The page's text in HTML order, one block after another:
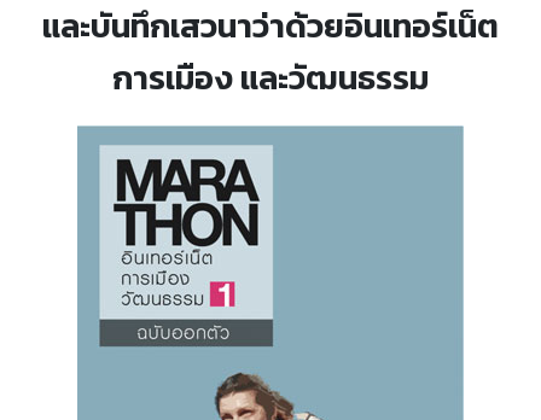
และบันทึกเสวนาว่าด้วยอินเทอร์เน็ต
การเมือง และวัฒนธรรม